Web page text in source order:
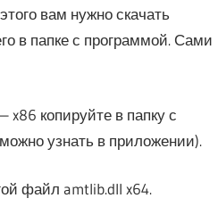
вам нужно скачать
в папке с программой. Сами
копируйте в папку с
узнать в приложении).
файл amtlib.dll x64.